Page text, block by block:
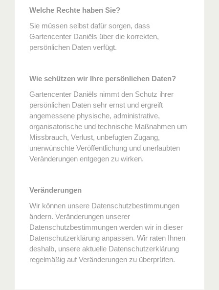
Welche Rechte haben Sie?
Sie müssen selbst dafür sorgen, dass
Gartencenter Daniëls über die korrekten,
persönlichen Daten verfügt.
Wie schützen wir Ihre persönlichen Daten?
Gartencenter Daniëls nimmt den Schutz ihrer
persönlichen Daten sehr ernst und ergreift
angemessene physische, administrative,
organisatorische und technische Maßnahmen um
Missbrauch, Verlust, unbefugten Zugang,
unerwünschte Veröffentlichung und unerlaubten
Veränderungen entgegen zu wirken.
Veränderungen
Wir können unsere Datenschutzbestimmungen
ändern. Veränderungen unserer
Datenschutzbestimmungen werden wir in dieser
Datenschutzerklärung anpassen. Wir raten Ihnen
deshalb, unsere aktuelle Datenschutzerklärung
regelmäßig auf Veränderungen zu überprüfen.